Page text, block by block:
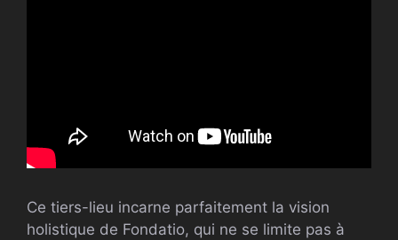
Ce tiers-lieu incarne parfaitement la vision
holistique de Fondatio, qui ne se limite pas à